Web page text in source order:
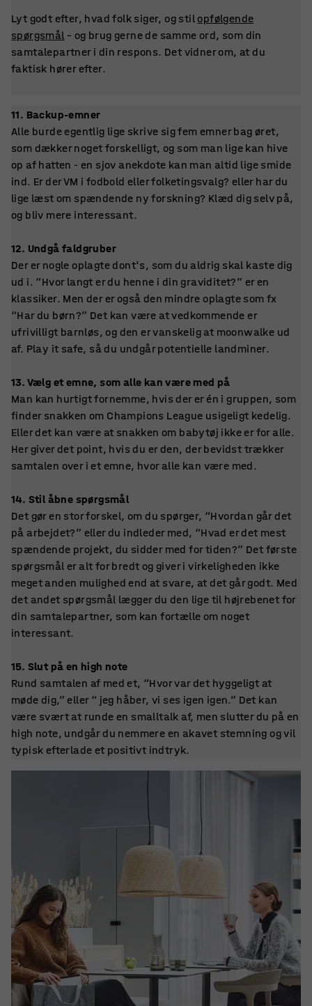
Lyt godt efter, hvad folk siger, og stil opfølgende
spørgsmål – og brug gerne de samme ord, som din
samtalepartner i din respons. Det vidner om, at du
faktisk hører efter.
11. Backup-emner
Alle burde egentlig lige skrive sig fem emner bag øret,
som dækker noget forskelligt, og som man lige kan hive
op af hatten - en sjov anekdote kan man altid lige smide
ind. Er der VM i fodbold eller folketingsvalg? eller har du
lige læst om spændende ny forskning? Klæd dig selv på,
og bliv mere interessant.
12. Undgå faldgruber
Der er nogle oplagte dont's, som du aldrig skal kaste dig
ud i. “Hvor langt er du henne i din graviditet?” er en
klassiker. Men der er også den mindre oplagte som fx
“Har du børn?” Det kan være at vedkommende er
ufrivilligt barnløs, og den er vanskelig at moonwalke ud
af. Play it safe, så du undgår potentielle landminer.
13. Vælg et emne, som alle kan være med på
Man kan hurtigt fornemme, hvis der er én i gruppen, som
finder snakken om Champions League usigeligt kedelig.
Eller det kan være at snakken om babytøj ikke er for alle.
Her giver det point, hvis du er den, der bevidst trækker
samtalen over i et emne, hvor alle kan være med.
14. Stil åbne spørgsmål
Det gør en stor forskel, om du spørger, “Hvordan går det
på arbejdet?” eller du indleder med, “Hvad er det mest
spændende projekt, du sidder med for tiden?” Det første
spørgsmål er alt for bredt og giver i virkeligheden ikke
meget anden mulighed end at svare, at det går godt. Med
det andet spørgsmål lægger du den lige til højrebenet for
din samtalepartner, som kan fortælle om noget
interessant.
15. Slut på en high note
Rund samtalen af med et, “Hvor var det hyggeligt at
møde dig,” eller “ jeg håber, vi ses igen igen.” Det kan
være svært at runde en smalltalk af, men slutter du på en
high note, undgår du nemmere en akavet stemning og vil
typisk efterlade et positivt indtryk.